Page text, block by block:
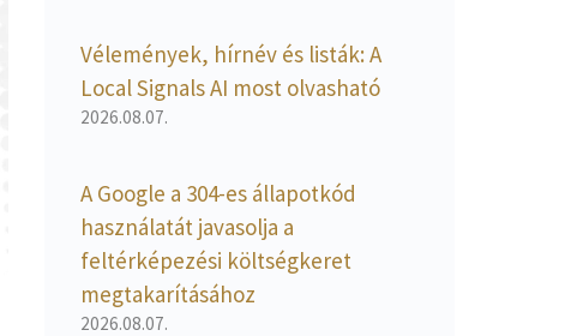
Vélemények, hírnév és listák: A
Local Signals AI most olvasható
2026.08.07.
A Google a 304-es állapotkód
használatát javasolja a
feltérképezési költségkeret
megtakarításához
2026.08.07.